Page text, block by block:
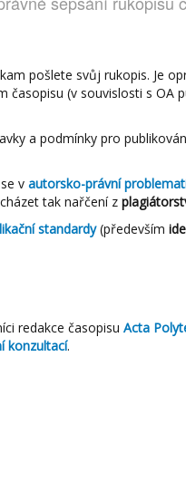
pošlete svůj rukopis. Je
(v souvislosti s OA
a podmínky pro
v autorsko-právní
tak nařčení z
standardy(především
redakce časopisu Acta
konzultací.